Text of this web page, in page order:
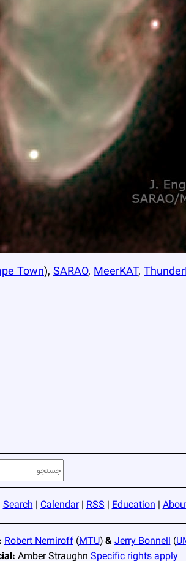
Town), SARAO, MeerKAT,
ج
س
ت
ج
و
Search|Calendar|RSS|Education|
Robert Nemiroff(MTU)&Jerry Bonnell(
Amber StraughnSpecific rights apply